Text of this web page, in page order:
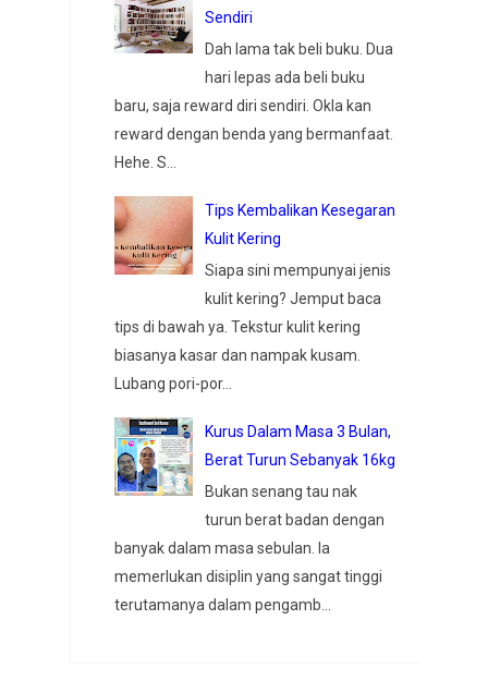
Sendiri
Dah lama tak beli buku. Dua
hari lepas ada beli buku
baru, saja reward diri sendiri. Okla kan
reward dengan benda yang bermanfaat.
Hehe. S...
Tips Kembalikan Kesegaran
Kulit Kering
Siapa sini mempunyai jenis
kulit kering? Jemput baca
tips di bawah ya. Tekstur kulit kering
biasanya kasar dan nampak kusam.
Lubang pori-por...
Kurus Dalam Masa 3 Bulan,
Berat Turun Sebanyak 16kg
Bukan senang tau nak
turun berat badan dengan
banyak dalam masa sebulan. Ia
memerlukan disiplin yang sangat tinggi
terutamanya dalam pengamb...